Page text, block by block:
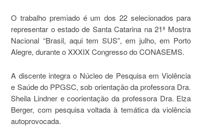
O trabalho premiado é um dos 22 selecionados para
representar o estado de Santa Catarina na 21ª Mostra
Nacional “Brasil, aqui tem SUS”, em julho, em Porto
Alegre, durante o XXXIX Congresso do CONASEMS.
A discente integra o Núcleo de Pesquisa em Violência
e Saúde do PPGSC, sob orientação da professora Dra.
Sheila Lindner e coorientação da professora Dra. Elza
Berger, com pesquisa voltada à temática da violência
autoprovocada.